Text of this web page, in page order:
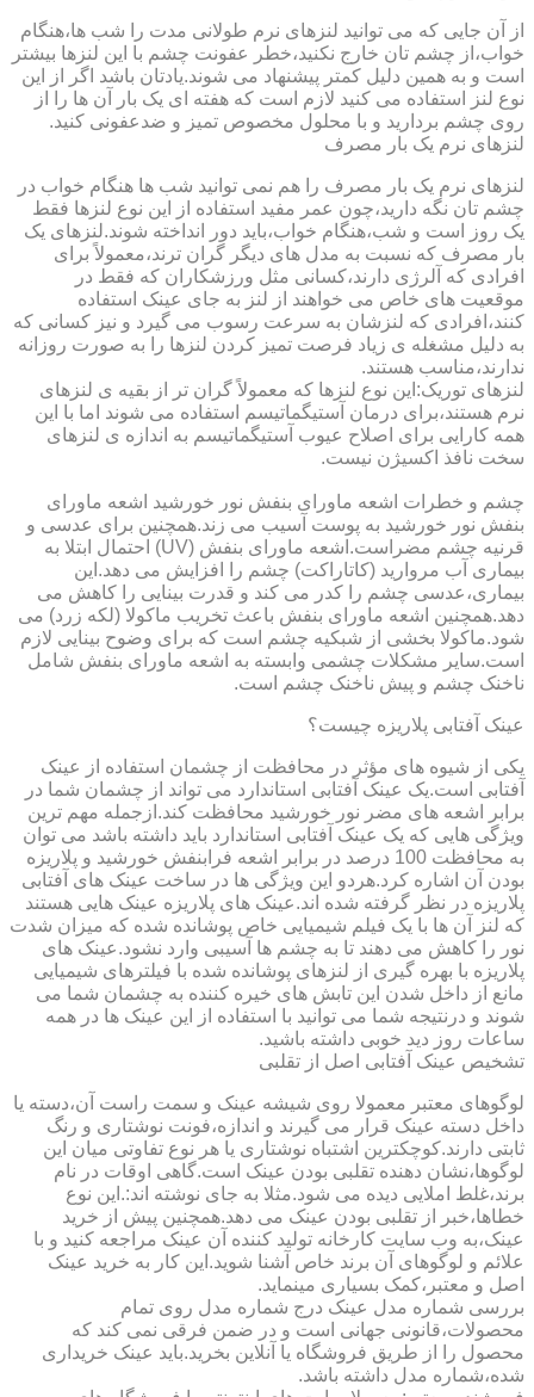
از آن جایی که می توانید لنزهای نرم طولانی مدت را شب ها،هنگام
خواب،از چشم تان خارج نکنید،خطر عفونت چشم با این لنزها بیشتر
است و به همین دلیل کمتر پیشنهاد می شوند.یادتان باشد اگر از این
نوع لنز استفاده می کنید لازم است که هفته ای یک بار آن ها را از
روی چشم بردارید و با محلول مخصوص تمیز و ضدعفونی کنید.
لنزهای نرم یک بار مصرف
لنزهای نرم یک بار مصرف را هم نمی توانید شب ها هنگام خواب در
چشم تان نگه دارید،چون عمر مفید استفاده از این نوع لنزها فقط
یک روز است و شب،هنگام خواب،باید دور انداخته شوند.لنزهای یک
بار مصرف که نسبت به مدل های دیگر گران ترند،معمولاً برای
افرادی که آلرژی دارند،کسانی مثل ورزشکاران که فقط در
موقعیت های خاص می خواهند از لنز به جای عینک استفاده
کنند،افرادی که لنزشان به سرعت رسوب می گیرد و نیز کسانی که
به دلیل مشغله ی زیاد فرصت تمیز کردن لنزها را به صورت روزانه
ندارند،مناسب هستند.
لنزهای توریک:این نوع لنزها که معمولاً گران تر از بقیه ی لنزهای
نرم هستند،برای درمان آستیگماتیسم استفاده می شوند اما با این
همه کارایی برای اصلاح عیوب آستیگماتیسم به اندازه ی لنزهای
سخت نافذ اکسیژن نیست.
چشم و خطرات اشعه ماورای بنفش نور خورشید اشعه ماورای
بنفش نور خورشید به پوست آسیب می زند.همچنین برای عدسی و
قرنیه چشم مضراست.اشعه ماورای بنفش (UV) احتمال ابتلا به
بیماری آب مروارید (کاتاراکت) چشم را افزایش می دهد.این
بیماری،عدسی چشم را کدر می کند و قدرت بینایی را کاهش می
دهد.همچنین اشعه ماورای بنفش باعث تخریب ماکولا (لکه زرد) می
شود.ماکولا بخشی از شبکیه چشم است که برای وضوح بینایی لازم
است.سایر مشکلات چشمی وابسته به اشعه ماورای بنفش شامل
ناخنک چشم و پیش ناخنک چشم است.
عینک آفتابی پلاریزه چیست؟
یکی از شیوه های مؤثر در محافظت از چشمان استفاده از عینک
آفتابی است.یک عینک آفتابی استاندارد می تواند از چشمان شما در
برابر اشعه های مضر نور خورشید محافظت کند.ازجمله مهم ترین
ویژگی هایی که یک عینک آفتابی استاندارد باید داشته باشد می توان
به محافظت 100 درصد در برابر اشعه فرابنفش خورشید و پلاریزه
بودن آن اشاره کرد.هردو این ویژگی ها در ساخت عینک های آفتابی
پلاریزه در نظر گرفته شده اند.عینک های پلاریزه عینک هایی هستند
که لنز آن ها با یک فیلم شیمیایی خاص پوشانده شده که میزان شدت
نور را کاهش می دهند تا به چشم ها آسیبی وارد نشود.عینک های
پلاریزه با بهره گیری از لنزهای پوشانده شده با فیلترهای شیمیایی
مانع از داخل شدن این تابش های خیره کننده به چشمان شما می
شوند و درنتیجه شما می توانید با استفاده از این عینک ها در همه
ساعات روز دید خوبی داشته باشید.
تشخیص عینک آفتابی اصل از تقلبی
لوگوهای معتبر معمولا روی شیشه عینک و سمت راست آن،دسته یا
داخل دسته عینک قرار می گیرند و اندازه،فونت نوشتاری و رنگ
ثابتی دارند.کوچکترین اشتباه نوشتاری یا هر نوع تفاوتی میان این
لوگوها،نشان دهنده تقلبی بودن عینک است.گاهی اوقات در نام
برند،غلط املایی دیده می شود.مثلا به جای نوشته اند:.این نوع
خطاها،خبر از تقلبی بودن عینک می دهد.همچنین پیش از خرید
عینک،به وب سایت کارخانه تولید کننده آن عینک مراجعه کنید و با
علائم و لوگوهای آن برند خاص آشنا شوید.این کار به خرید عینک
اصل و معتبر،کمک بسیاری مینماید.
بررسی شماره مدل عینک درج شماره مدل روی تمام
محصولات،قانونی جهانی است و در ضمن فرقی نمی کند که
محصول را از طریق فروشگاه یا آنلاین بخرید.باید عینک خریداری
شده،شماره مدل داشته باشد.